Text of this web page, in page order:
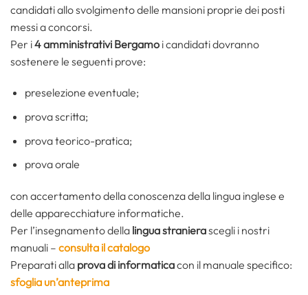
candidati allo svolgimento delle mansioni proprie dei posti
messi a concorsi.
Per i4 amministrativi Bergamo i candidati dovranno
sostenere le seguenti prove:
preselezione eventuale;
prova scritta;
prova teorico-pratica;
prova orale
con accertamento della conoscenza della lingua inglese e
delle apparecchiature informatiche.
Per l’insegnamento della lingua stranierascegli i nostri
manuali – consulta il catalogo
Preparati alla prova di informaticacon il manuale specifico:
sfoglia un’anteprima